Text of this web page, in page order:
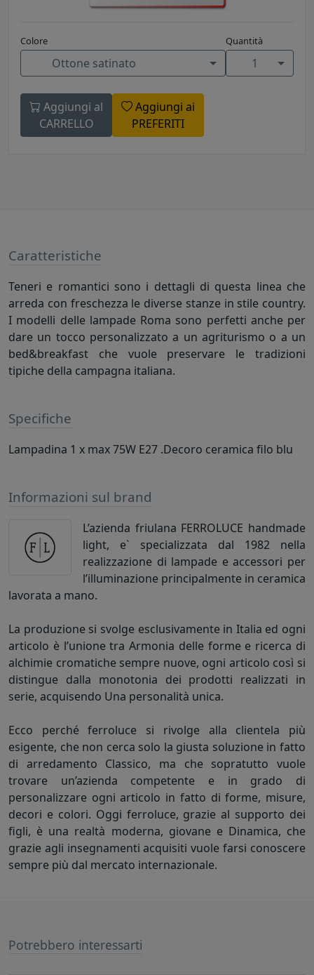
Colore
Ottone satinato
Quantità
1
Aggiungi al
CARRELLO
Aggiungi ai
PREFERITI
Caratteristiche
Teneri e romantici sono i dettagli di questa linea che
arreda con freschezza le diverse stanze in stile country.
I modelli delle lampade Roma sono perfetti anche per
dare un tocco personalizzato a un agriturismo o a un
bed&breakfast che vuole preservare le tradizioni
tipiche della campagna italiana.
Specifiche
Lampadina 1 x max 75W E27 .Decoro ceramica filo blu
Informazioni sul brand
L’azienda friulana FERROLUCE handmade
light, e` specializzata dal 1982 nella
realizzazione di lampade e accessori per
l’illuminazione principalmente in ceramica
lavorata a mano.
La produzione si svolge esclusivamente in Italia ed ogni
articolo è l’unione tra Armonia delle forme e ricerca di
alchimie cromatiche sempre nuove, ogni articolo così si
distingue dalla monotonia dei prodotti realizzati in
serie, acquisendo Una personalità unica.
Ecco perché ferroluce si rivolge alla clientela più
esigente, che non cerca solo la giusta soluzione in fatto
di arredamento Classico, ma che sopratutto vuole
trovare un’azienda competente e in grado di
personalizzare ogni articolo in fatto di forme, misure,
decori e colori. Oggi ferroluce, grazie al supporto dei
figli, è una realtà moderna, giovane e Dinamica, che
grazie agli insegnamenti acquisiti vuole farsi conoscere
sempre più dal mercato internazionale.
Potrebbero interessarti